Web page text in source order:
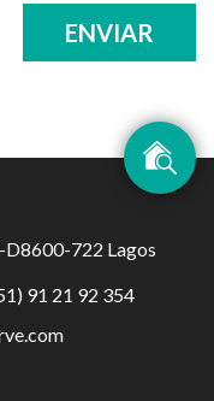
ENVIAR
D8600-722 Lagos
91 21 92 354